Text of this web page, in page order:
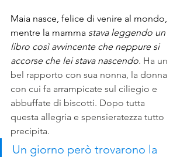
Maia nasce, felice di venire al mondo,
mentre la mamma stava leggendo un
libro così avvincente che neppure si
accorse che lei stava nascendo. Ha un
bel rapporto con sua nonna, la donna
con cui fa arrampicate sul ciliegio e
abbuffate di biscotti. Dopo tutta
questa allegria e spensieratezza tutto
precipita.
Un giorno però trovarono la